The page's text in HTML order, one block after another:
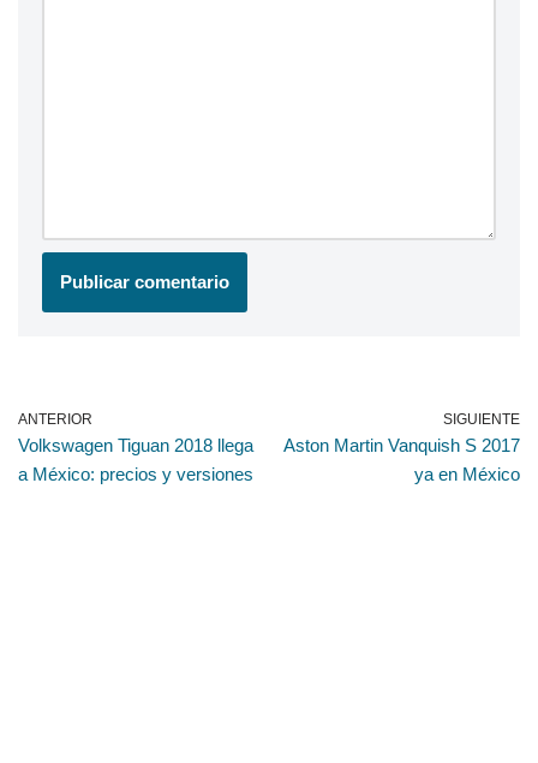
ANTERIOR
Volkswagen Tiguan 2018 llega
a México: precios y versiones
SIGUIENTE
Aston Martin Vanquish S 2017
ya en México